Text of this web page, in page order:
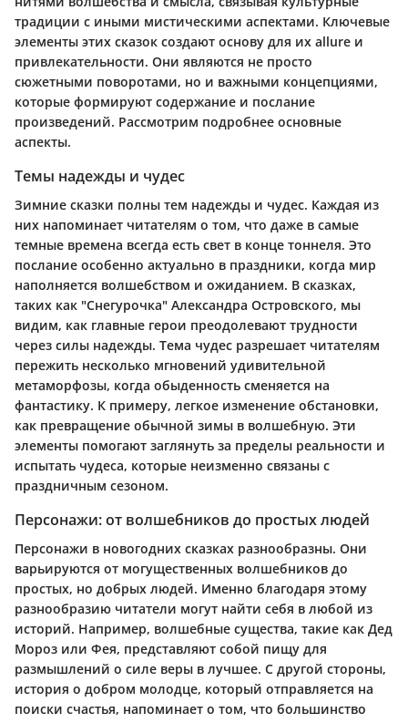
традиции с иными мистическими аспектами. Ключевые
элементы этих сказок создают основу для их allure и
привлекательности. Они являются не просто
сюжетными поворотами, но и важными концепциями,
которые формируют содержание и послание
произведений. Рассмотрим подробнее основные
аспекты.
Темы надежды и чудес
Зимние сказки полны тем надежды и чудес. Каждая из
них напоминает читателям о том, что даже в самые
темные времена всегда есть свет в конце тоннеля. Это
послание особенно актуально в праздники, когда мир
наполняется волшебством и ожиданием. В сказках,
таких как "Снегурочка" Александра Островского, мы
видим, как главные герои преодолевают трудности
через силы надежды. Тема чудес разрешает читателям
пережить несколько мгновений удивительной
метаморфозы, когда обыденность сменяется на
фантастику. К примеру, легкое изменение обстановки,
как превращение обычной зимы в волшебную. Эти
элементы помогают заглянуть за пределы реальности и
испытать чудеса, которые неизменно связаны с
праздничным сезоном.
Персонажи: от волшебников до простых людей
Персонажи в новогодних сказках разнообразны. Они
варьируются от могущественных волшебников до
простых, но добрых людей. Именно благодаря этому
разнообразию читатели могут найти себя в любой из
историй. Например, волшебные существа, такие как Дед
Мороз или Фея, представляют собой пищу для
размышлений о силе веры в лучшее. С другой стороны,
история о добром молодце, который отправляется на
поиски счастья, напоминает о том, что большинство